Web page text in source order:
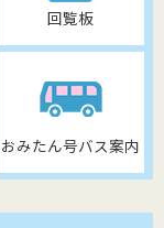
回覧板
おみたん号バス案内